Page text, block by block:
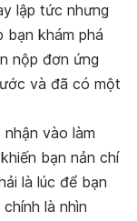
lập tức nhưng
khám phá
nộp đơn ứng
và đã có một
vào làm
bạn nản chí
là lúc để bạn
là nhìn